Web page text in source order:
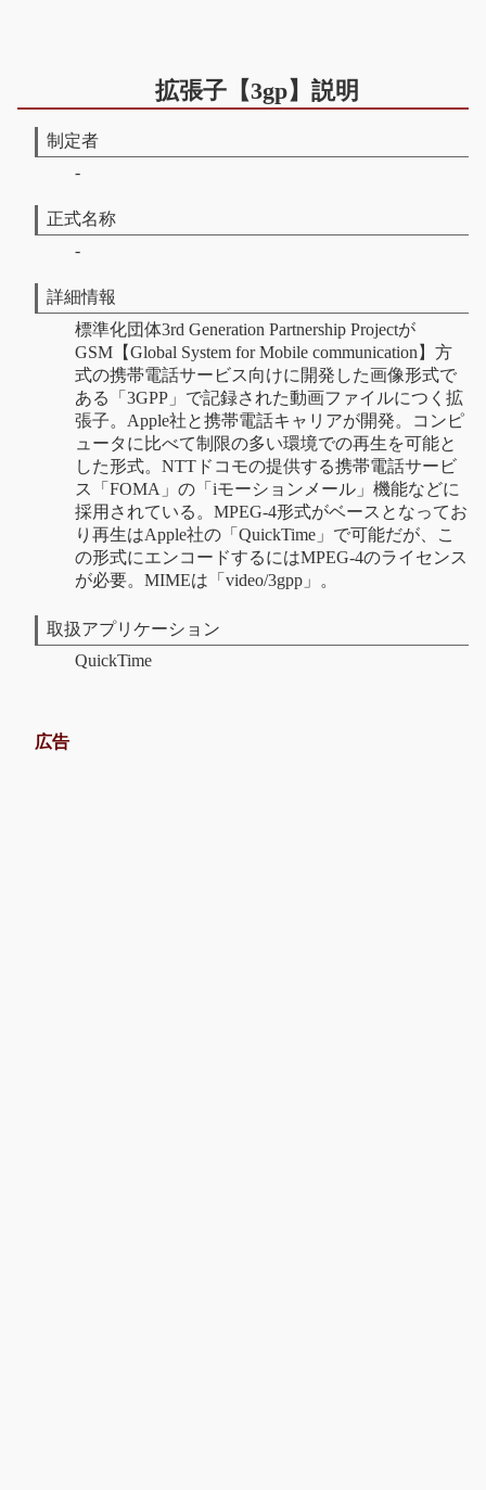
拡張子【3gp】説明
制定者
-
正式名称
-
詳細情報
標準化団体3rd Generation Partnership Projectが
GSM【Global System for Mobile communication】方
式の携帯電話サービス向けに開発した画像形式で
ある「3GPP」で記録された動画ファイルにつく拡
張子。Apple社と携帯電話キャリアが開発。コンピ
ュータに比べて制限の多い環境での再生を可能と
した形式。NTTドコモの提供する携帯電話サービ
ス「FOMA」の「iモーションメール」機能などに
採用されている。MPEG-4形式がベースとなってお
り再生はApple社の「QuickTime」で可能だが、こ
の形式にエンコードするにはMPEG-4のライセンス
が必要。MIMEは「video/3gpp」。
取扱アプリケーション
QuickTime
広告